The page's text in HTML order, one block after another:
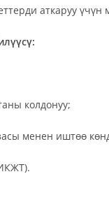
аткаруу үчүн
колдонуу;
менен иштөө